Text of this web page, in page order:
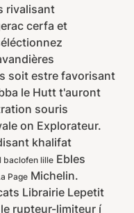
rivalisant
cerfa et
soit estre favorisant
le Hutt t'auront
souris
on Explorateur.
khalifat
baclofen lille Ebles
Page Michelin.
Librairie Lepetit
rupteur-limiteur í